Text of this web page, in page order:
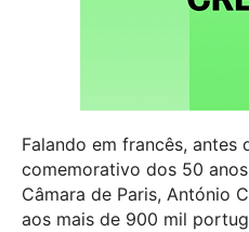
Falando em francês, antes
comemorativo dos 50
Câmara de Paris, António
aos mais de 900 mil